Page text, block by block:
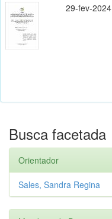
29-fev-2024
Busca facetada
Orientador
Sales, Sandra Regina